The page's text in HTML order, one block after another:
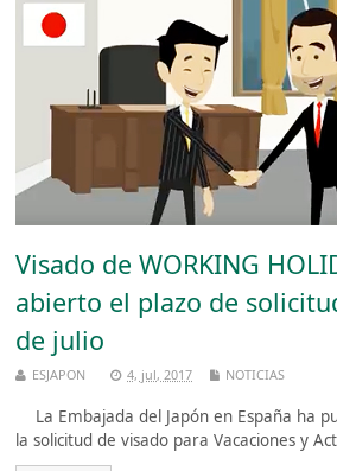
Visado de WORKING
abierto el plazo de
de julio
ESJAPON 4, jul, 2017 NOTICIAS
La Embajada del Japón en España ha
la solicitud de visado para Vacaciones y